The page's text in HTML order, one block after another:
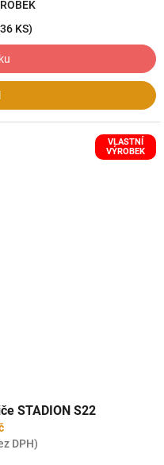
KS)
VLASTNÍ
VÝROBEK
STADION S22
DPH)